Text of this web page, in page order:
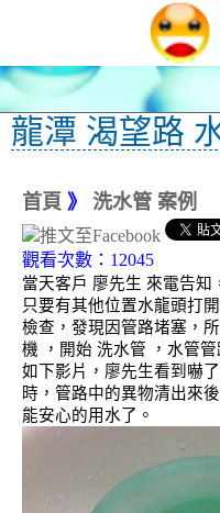
龍潭 渴望路
首頁 》 洗水管 案例
觀看次數：12045
當天客戶 廖先生 來電告知
只要有其他位置水龍頭打
檢查，發現因管路堵塞，
機 ，開始 洗水管 ，水管
如下影片，廖先生看到嚇
時，管路中的異物清出來
能安心的用水了。